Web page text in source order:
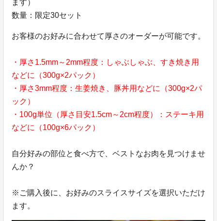
ます）
数量：限定30セット
お客様のお好みに合わせて厚さのオーダーが可能です。
・厚さ1.5mm～2mm程度：しゃぶしゃぶ、すき焼き用
などに（300g×2パック）
・厚さ3mm程度：生姜焼き、豚丼用などに（300g×2パ
ック）
・100g単位（厚さ目安1.5cm～2cm程度）：ステーキ用
などに（100g×6パック）
自分好みの部位と食べ方で、ベストなお肉を見つけませ
んか？
※ご購入後に、お好みのスライスサイズを選択いただけ
ます。